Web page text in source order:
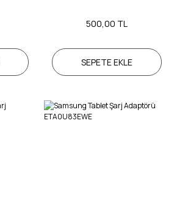
500,00 TL
SEPETE EKLE